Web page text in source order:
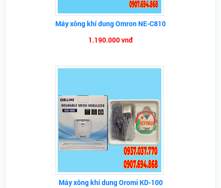
Máy xông khí dung Omron NE-C810
1.190.000 vnđ
Máy xông khí dung Oromi KD-100